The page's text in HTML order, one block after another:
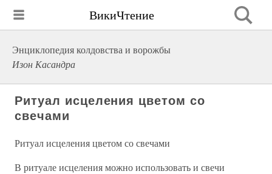
ВикиЧтение
Энциклопедия колдовства и ворожбы
Изон Касандра
Ритуал исцеления цветом со
свечами
Ритуал исцеления цветом со свечами
В ритуале исцеления можно использовать и свечи